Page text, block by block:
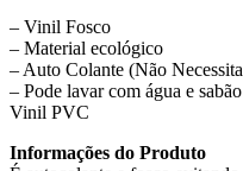
– Vinil Fosco
– Material ecológico
– Auto Colante (Não
– Pode lavar com água e
Vinil PVC
Informações do Produto